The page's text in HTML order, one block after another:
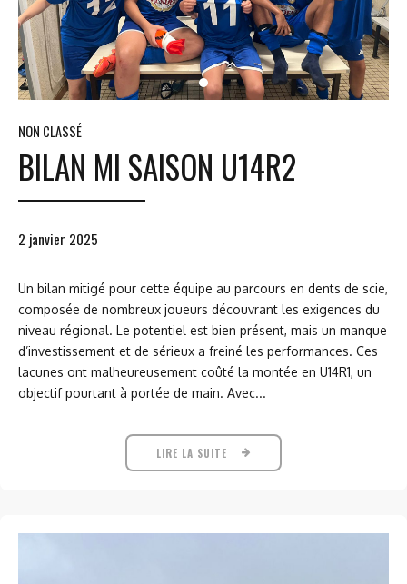
NON CLASSÉ
BILAN MI SAISON U14R2
2 janvier 2025
Un bilan mitigé pour cette équipe au parcours en dents de scie,
composée de nombreux joueurs découvrant les exigences du
niveau régional. Le potentiel est bien présent, mais un manque
d’investissement et de sérieux a freiné les performances. Ces
lacunes ont malheureusement coûté la montée en U14R1, un
objectif pourtant à portée de main. Avec...
LIRE LA SUITE